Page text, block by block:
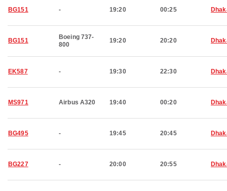
BG151 - 19:20 00:25
BG151
Boeing 737-
800
19:20 20:20
EK587 - 19:30 22:30
MS971 Airbus A320 19:40 00:20
BG495 - 19:45 20:45
BG227 - 20:00 20:55